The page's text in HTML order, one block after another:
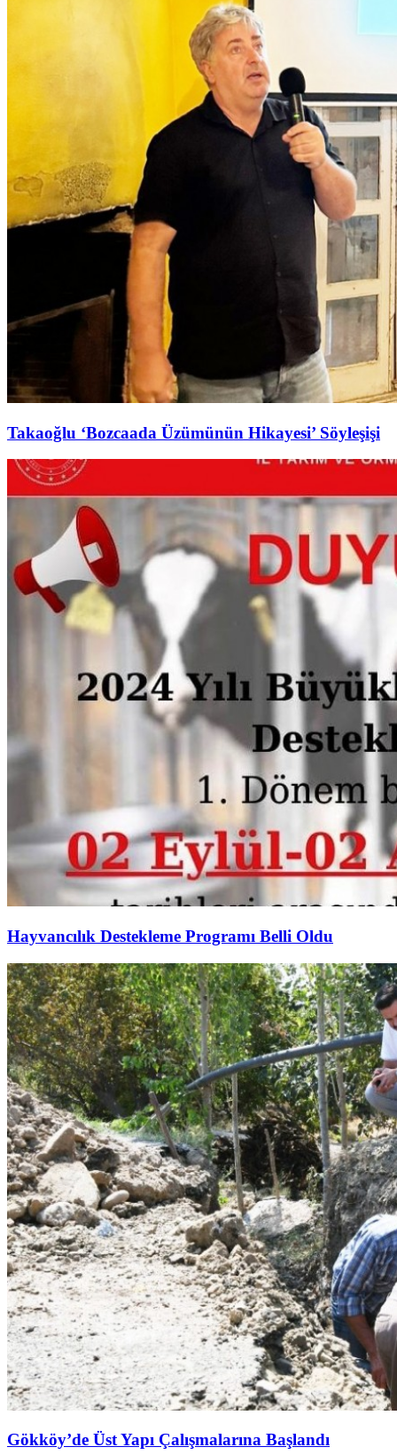
Takaoğlu ‘Bozcaada Üzümünün Hikayesi’ Söyleşişi
Hayvancılık Destekleme Programı Belli Oldu
Gökköy’de Üst Yapı Çalışmalarına Başlandı